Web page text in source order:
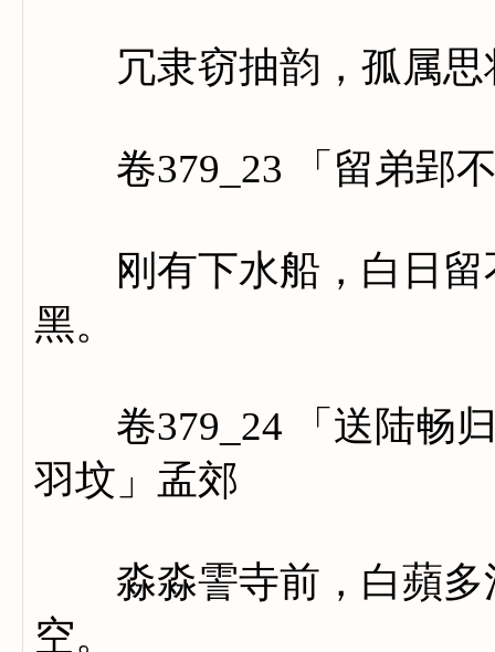
冗隶窃抽韵，孤属思
卷379_23 「留弟郢不
刚有下水船，白日留
黑。
卷379_24 「送陆畅归
羽坟」孟郊
淼淼霅寺前，白蘋多
空。